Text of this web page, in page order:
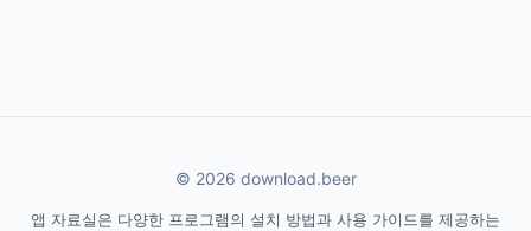
© 2026 download.beer
앱 자료실은 다양한 프로그램의 설치 방법과 사용 가이드를 제공하는